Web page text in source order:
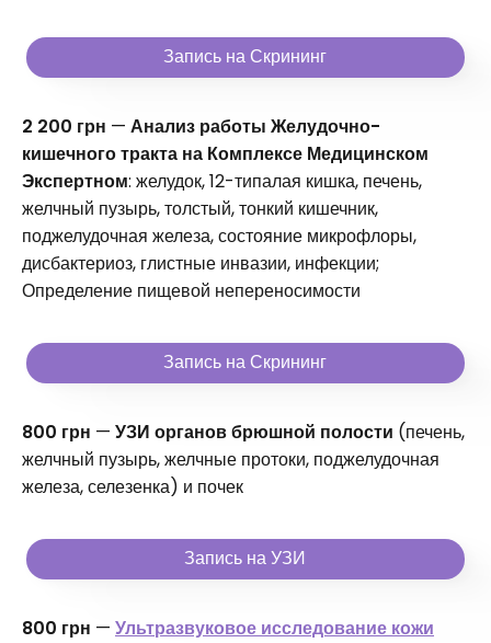
Запись на Скрининг
2 200 грн — Анализ работы Желудочно-
кишечного тракта на Комплексе Медицинском
Экспертном: желудок, 12-типалая кишка, печень,
желчный пузырь, толстый, тонкий кишечник,
поджелудочная железа, состояние микрофлоры,
дисбактериоз, глистные инвазии, инфекции;
Определение пищевой непереносимости
Запись на Скрининг
800 грн — УЗИ органов брюшной полости (печень,
желчный пузырь, желчные протоки, поджелудочная
железа, селезенка) и почек
Запись на УЗИ
800 грн — Ультразвуковое исследование кожи